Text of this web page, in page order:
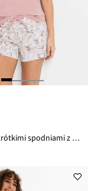
Piżama z krótkimi spodniami z delikatną koronką